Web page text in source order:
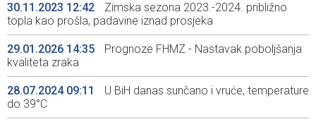
30.11.2023 12:42
Zimska sezona 2023.-2024. približno
topla kao prošla, padavine iznad prosjeka
29.01.2026 14:35
Prognoze FHMZ - Nastavak poboljšanja
kvaliteta zraka
28.07.2024 09:11
U BiH danas sunčano i vruće, temperature
do 39°C